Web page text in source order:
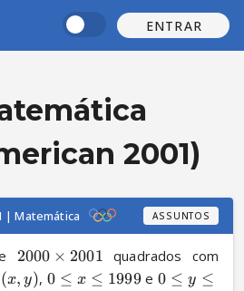
ENTRAR
2001)
| Matemática ASSUNTOS
2000 × 2001 quadrados com
(x, y), 0 ≤ x ≤ 1999 e 0 ≤ y ≤